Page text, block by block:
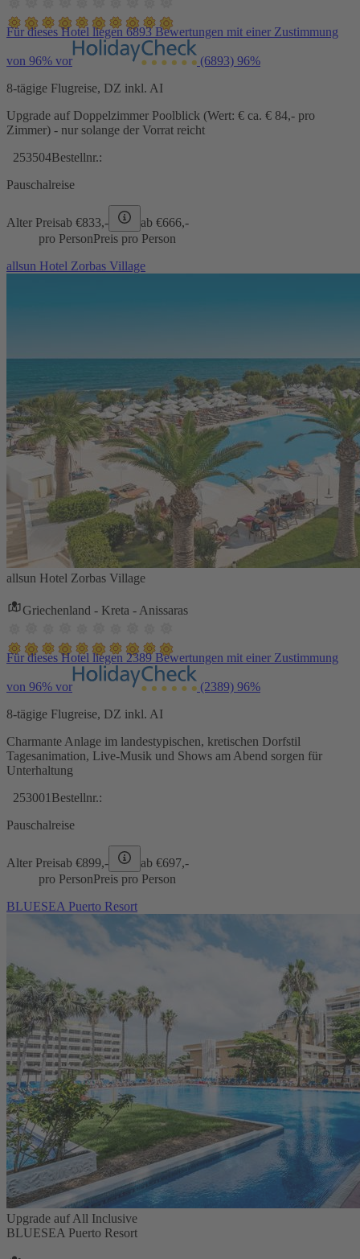
Für dieses Hotel liegen 6893 Bewertungen mit einer Zustimmung
von 96% vor (6893) 96%
8-tägige Flugreise, DZ inkl. AI
Upgrade auf Doppelzimmer Poolblick (Wert: € ca. € 84,- pro
Zimmer) - nur solange der Vorrat reicht
253504Bestellnr.:
Pauschalreise
Alter Preisab €833,- ab €666,-
pro PersonPreis pro Person
allsun Hotel Zorbas Village
allsun Hotel Zorbas Village
Griechenland - Kreta - Anissaras
Für dieses Hotel liegen 2389 Bewertungen mit einer Zustimmung
von 96% vor (2389) 96%
8-tägige Flugreise, DZ inkl. AI
Charmante Anlage im landestypischen, kretischen Dorfstil
Tagesanimation, Live-Musik und Shows am Abend sorgen für
Unterhaltung
253001 Bestellnr.:
Pauschalreise
Alter Preisab €899,- ab €697,-
pro PersonPreis pro Person
BLUESEA Puerto Resort
Upgrade auf All Inclusive
BLUESEA Puerto Resort